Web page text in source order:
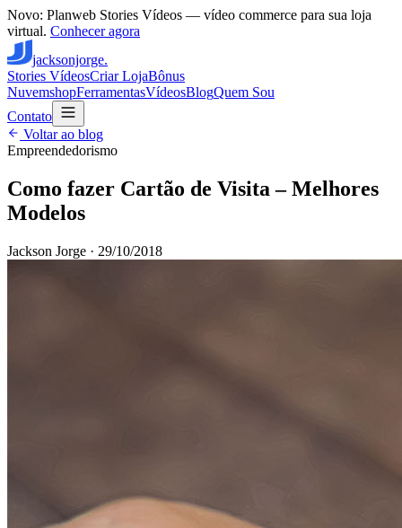
Novo: Planweb Stories Vídeos — vídeo commerce para sua loja
virtual. Conhecer agora
jacksonjorge.
Stories VídeosCriar LojaBônus
NuvemshopFerramentasVídeosBlogQuem Sou
Contato
Voltar ao blog
Empreendedorismo
Como fazer Cartão de Visita – Melhores
Modelos
Jackson Jorge · 29/10/2018